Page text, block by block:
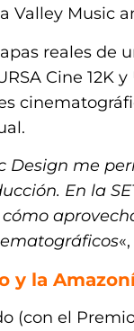
Valley Music
reales
Cine 12K y
Design me
En la
cómo
y la
(con el